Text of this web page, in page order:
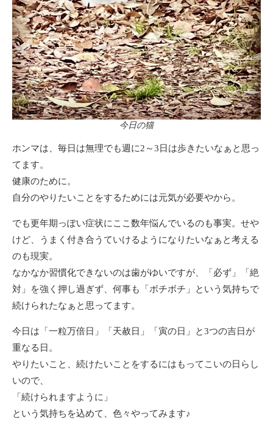
今日の猫
ホンマは、毎日は無理でも週に2～3日は歩きたいなぁと思っ
てます。
健康のために。
自分のやりたいことをするためには元気が必要やから。
でも更年期っぽい症状にここ数年悩んでいるのも事実。せや
けど、うまく付き合うていけるようになりたいなぁと考える
のも現実。
なかなか習慣化できないのは歯がゆいですが、「必ず」「絶
対」を強く押し過ぎず、何事も「ボチボチ」という気持ちで
続けられたなぁと思ってます。
今日は「一粒万倍日」「天赦日」「寅の日」と3つの吉日が
重なる日。
やりたいこと、続けたいことをするにはもってこいの日らし
いので、
「続けられますように」
という気持ちを込めて、色々やってみます♪